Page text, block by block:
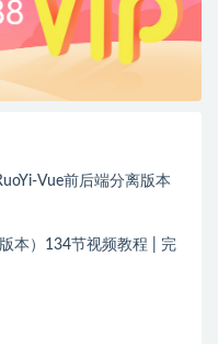
Vue前后端分离版本
本）134节视频教程 | 完